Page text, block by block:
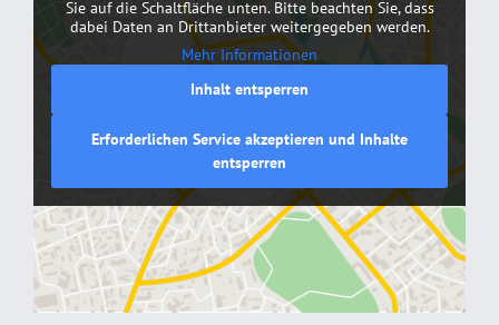
Sie auf die Schaltfläche unten. Bitte beachten Sie, dass
dabei Daten an Drittanbieter weitergegeben werden.
Mehr Informationen
Inhalt entsperren
Erforderlichen Service akzeptieren und Inhalte
entsperren